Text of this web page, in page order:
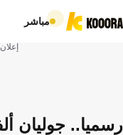
مباشر
إعلان
رسميا.. جوليان